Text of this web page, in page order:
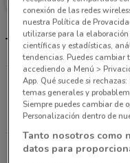
Tiendas Chedraui y
Calle Montecito
Benito Juarez
724 m
Av. Universidad
conexión de las redes
nuestra Política de
utilizarse para la
científicas y estadísticas,
tendencias. Puedes
accediendo a Menú >
App. Qué sucede si
temas generales y
Siempre puedes cambiar de
Personalización dentro de
Tanto nosotros como
datos para